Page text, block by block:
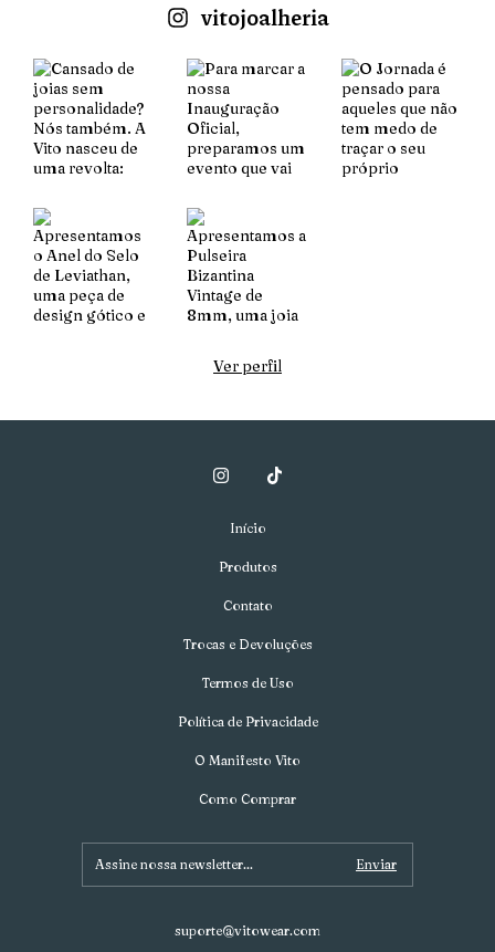
vitojoalheria
Ver perfil
Início
Produtos
Contato
Trocas e Devoluções
Termos de Uso
Política de Privacidade
O Manifesto Vito
Como Comprar
suporte@vitowear.com